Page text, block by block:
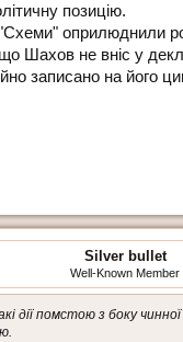
позицію.
оприлюднили
Шахов не вніс у
записано на його
Silver bullet
Well-Known Member
дії помстою з боку